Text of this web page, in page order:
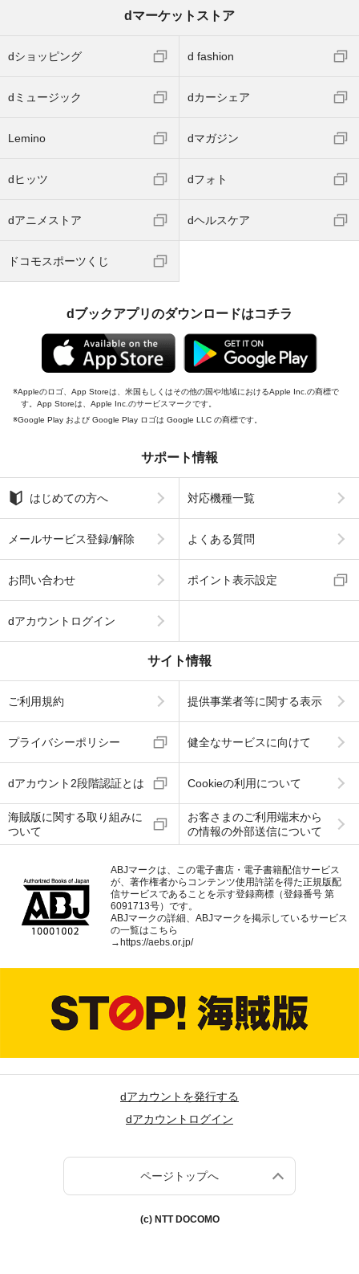
dマーケットストア
dショッピング d fashion
dミュージック dカーシェア
Lemino dマガジン
dヒッツ dフォト
dアニメストア dヘルスケア
ドコモスポーツくじ
dブックアプリのダウンロードはコチラ
Appleのロゴ、App Storeは、米国もしくはその他の国や地域におけるApple Inc.の商標で
す。App Storeは、Apple Inc.のサービスマークです。
Google Play および Google Play ロゴは Google LLC の商標です。
サポート情報
はじめての方へ 対応機種一覧
メールサービス登録/解除 よくある質問
お問い合わせ ポイント表示設定
dアカウントログイン
サイト情報
ご利用規約 提供事業者等に関する表示
プライバシーポリシー 健全なサービスに向けて
dアカウント2段階認証とは Cookieの利用について
海賊版に関する取り組みに
ついて
お客さまのご利用端末から
の情報の外部送信について
ABJマークは、この電子書店・電子書籍配信サービス
が、著作権者からコンテンツ使用許諾を得た正規版配
信サービスであることを示す登録商標（登録番号 第
6091713号）です。
ABJマークの詳細、ABJマークを掲示しているサービス
の一覧はこちら
→ https://aebs.or.jp/
dアカウントを発行する
dアカウントログイン
ページトップへ
(c) NTT DOCOMO